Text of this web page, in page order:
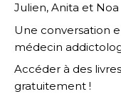
Julien, Anita et Noa
Une conversation
médecin
Accéder à des
gratuitement !